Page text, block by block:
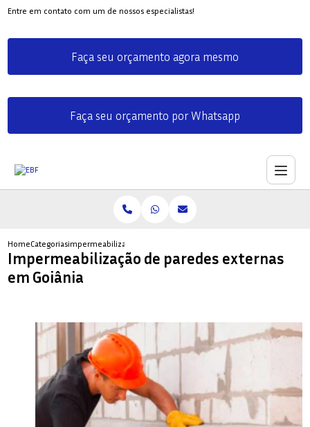
Entre em contato com um de nossos especialistas!
Faça seu orçamento agora mesmo
Faça seu orçamento por Whatsapp
HomeCategoriasimpermeabilizacao paredes externas goiania
Impermeabilização de paredes externas
em Goiânia